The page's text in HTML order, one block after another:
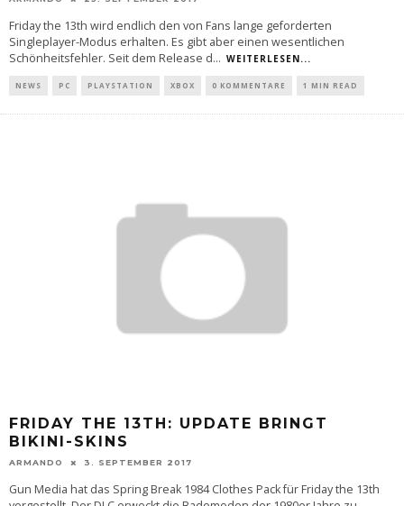
Friday the 13th wird endlich den von Fans lange geforderten
Singleplayer-Modus erhalten. Es gibt aber einen wesentlichen
Schönheitsfehler. Seit dem Release d... WEITERLESEN...
NEWS PC PLAYSTATION XBOX 0 KOMMENTARE 1 MIN READ
FRIDAY THE 13TH: UPDATE BRINGT
BIKINI-SKINS
ARMANDO 3. SEPTEMBER 2017
Gun Media hat das Spring Break 1984 Clothes Pack für Friday the 13th